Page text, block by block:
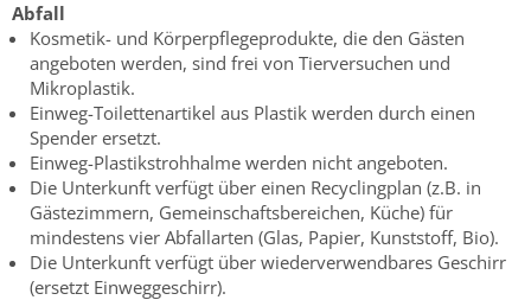
Abfall
Kosmetik- und Körperpflegeprodukte, die den Gästen
angeboten werden, sind frei von Tierversuchen und
Mikroplastik.
Einweg-Toilettenartikel aus Plastik werden durch einen
Spender ersetzt.
Einweg-Plastikstrohhalme werden nicht angeboten.
Die Unterkunft verfügt über einen Recyclingplan (z.B. in
Gästezimmern, Gemeinschaftsbereichen, Küche) für
mindestens vier Abfallarten (Glas, Papier, Kunststoff, Bio).
Die Unterkunft verfügt über wiederverwendbares Geschirr
(ersetzt Einweggeschirr).